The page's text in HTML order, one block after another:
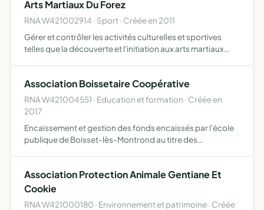
Arts Martiaux Du Forez
RNA W421002914 · Sport · Créée en 2011
Gérer et contrôler les activités culturelles et sportives
telles que la découverte et l'initiation aux arts martiaux
Association Boissetaire Coopérative
RNA W421004551 · Education et formation · Créée en
2017
Encaissement et gestion des fonds encaissés par l'école
publique de Boisset-lès-Montrond au titre des
spectacles,…
Association Protection Animale Gentiane Et
Cookie
RNA W421000180 · Environnement et patrimoine · Créée